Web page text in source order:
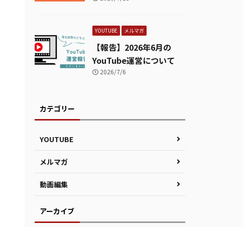
YOUTUBE メルマガ
【報告】2026年6月の
YouTube運営について
2026/7/6
カテゴリー
YOUTUBE
メルマガ
動画編集
アーカイブ